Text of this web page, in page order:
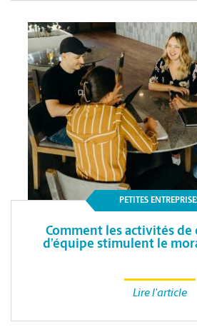
PETITES
Comment les activités
d’équipe stimulent le
Lire l'article